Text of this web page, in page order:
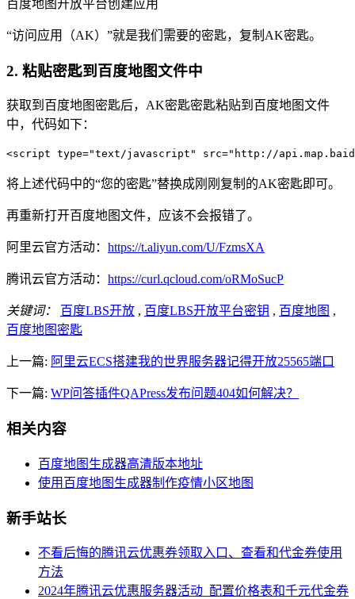
百度地图开放平台创建应用
“访问应用（AK）”就是我们需要的密匙，复制AK密匙。
2. 粘贴密匙到百度地图文件中
获取到百度地图密匙后，AK密匙密匙粘贴到百度地图文件
中，代码如下：
<script type="text/javascript" src="http://
将上述代码中的“您的密匙”替换成刚刚复制的AK密匙即可。
再重新打开百度地图文件，应该不会报错了。
阿里云官方活动： https://t.aliyun.com/U/FzmsXA
腾讯云官方活动： https://curl.qcloud.com/oRMoSucP
关键词： 百度LBS开放 , 百度LBS开放平台密钥 , 百度地图 ,
百度地图密匙
上一篇: 阿里云ECS搭建我的世界服务器记得开放25565端口
下一篇: WP问答插件QAPress发布问题404如何解决？
相关内容
百度地图生成器高清版本地址
使用百度地图生成器制作疫情小区地图
新手站长
不看后悔的腾讯云优惠券领取入口、查看和代金券使用
方法
2024年腾讯云优惠服务器活动_配置价格表和千元代金券